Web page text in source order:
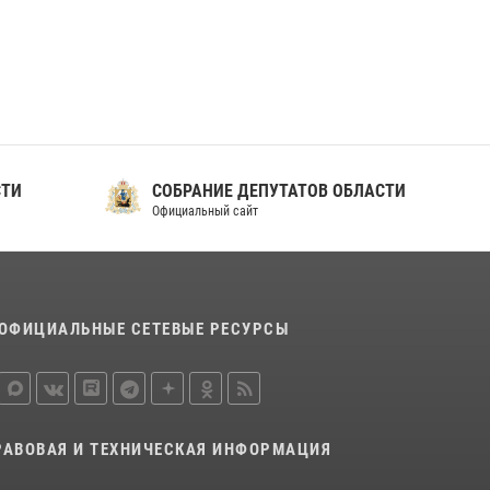
СОБРАНИЕ ДЕПУТАТОВ ОБЛАСТИ
Официальный сайт
СЕТЕВЫЕ РЕСУРСЫ
И ТЕХНИЧЕСКАЯ ИНФОРМАЦИЯ